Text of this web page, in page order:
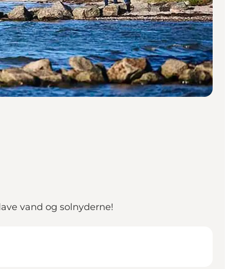
vand og solnyderne!